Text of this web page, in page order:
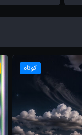
کوتاه